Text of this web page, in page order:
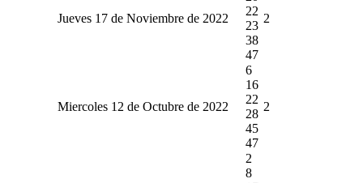
Jueves 17 de Noviembre de 2022
22
23
38
47
2
Miercoles 12 de Octubre de 2022
6
16
22
28
45
47
2
2
8